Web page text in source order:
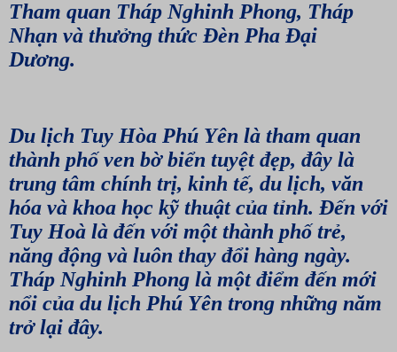
Tham quan Tháp Nghinh Phong, Tháp
Nhạn và thưởng thức Đèn Pha Đại
Dương.
Du lịch Tuy Hòa Phú Yên là tham quan
thành phố ven bờ biển tuyệt đẹp, đây là
trung tâm chính trị, kinh tế, du lịch, văn
hóa và khoa học kỹ thuật của tỉnh. Đến với
Tuy Hoà là đến với một thành phố trẻ,
năng động và luôn thay đổi hàng ngày.
Tháp Nghinh Phong là một điểm đến mới
nổi của du lịch Phú Yên trong những năm
trở lại đây.